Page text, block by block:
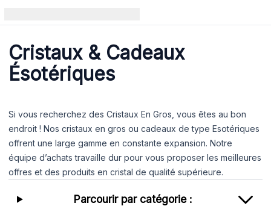
Cristaux & Cadeaux
Ésotériques
Si vous recherchez des Cristaux En Gros, vous êtes au bon
endroit ! Nos cristaux en gros ou cadeaux de type Esotériques
offrent une large gamme en constante expansion. Notre
équipe d’achats travaille dur pour vous proposer les meilleures
offres et des produits en cristal de qualité supérieure.
Parcourir par catégorie :